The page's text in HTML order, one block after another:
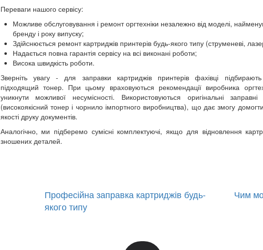
Переваги нашого сервісу:
Можливе обслуговування і ремонт оргтехніки незалежно від моделі,
бренду і року випуску;
Здійснюється ремонт картриджів принтерів будь-якого типу (струменеві,
Надається повна гарантія сервісу на всі виконані роботи;
Висока швидкість роботи.
Зверніть увагу - для заправки картриджів принтерів фахівці
підходящий тонер. При цьому враховуються рекомендації виробника
уникнути можливої несумісності. Використовуються оригінальні заправні
(високоякісний тонер і чорнило імпортного виробництва), що дає змогу
якості друку документів.
Аналогічно, ми підберемо сумісні комплектуючі, якщо для відновлення
зношених деталей.
Професійна заправка картриджів будь-
якого типу
Чим